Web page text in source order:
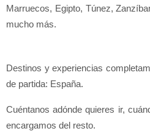
Marruecos, Egipto, Túnez,
mucho más.
Destinos y experiencias
de partida: España.
Cuéntanos adónde quieres ir,
encargamos del resto.